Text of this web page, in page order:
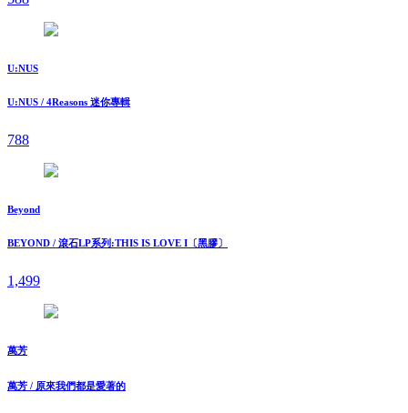
U:NUS
U:NUS / 4Reasons 迷你專輯
788
Beyond
BEYOND / 滾石LP系列:THIS IS LOVE I〔黑膠〕
1,499
萬芳
萬芳 / 原來我們都是愛著的